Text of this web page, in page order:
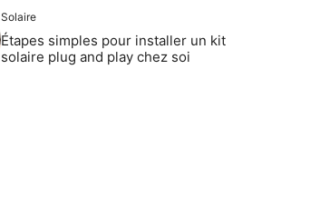
Solaire
Étapes simples pour installer un kit
solaire plug and play chez soi